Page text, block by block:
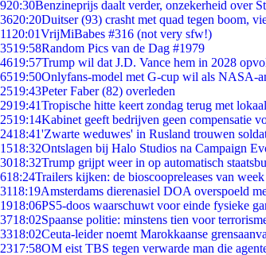
920:30Benzineprijs daalt verder, onzekerheid over
3620:20Duitser (93) crasht met quad tegen boom,
11 20:01VrijMiBabes #316 (not very sfw!)
3519:58Random Pics van de Dag #1979
4619:57Trump wil dat J.D. Vance hem in 2028
6519:50Onlyfans-model met G-cup wil als NASA-
2519:43Peter Faber (82) overleden
2919:41Tropische hitte keert zondag terug met
2519:14Kabinet geeft bedrijven geen compensatie
2418:41'Zwarte weduwes' in Rusland trouwen
1518:32Ontslagen bij Halo Studios na Campaign
3018:32Trump grijpt weer in op automatisch
618:24Trailers kijken: de bioscoopreleases van
3118:19Amsterdams dierenasiel DOA overspoeld
1918:06PS5-doos waarschuwt voor einde fysieke
3718:02Spaanse politie: minstens tien voor
3318:02Ceuta-leider noemt Marokkaanse
2317:58OM eist TBS tegen verwarde man die